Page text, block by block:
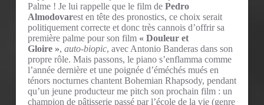
Palme ! Je lui rappelle que le film de Pedro
Almodovarest en tête des pronostics, ce choix serait
politiquement correcte et donc très cannois d’offrir sa
première palme pour son film « Douleur et
Gloire », auto-biopic, avec Antonio Banderas dans son
propre rôle. Mais passons, le piano s’enflamma comme
l’année dernière et une poignée d’éméchés mués en
ténors nocturnes chantent Bohemian Rhapsody, pendant
qu’un jeune producteur me pitch son prochain film : un
champion de pâtisserie passé par l’école de la vie (genre